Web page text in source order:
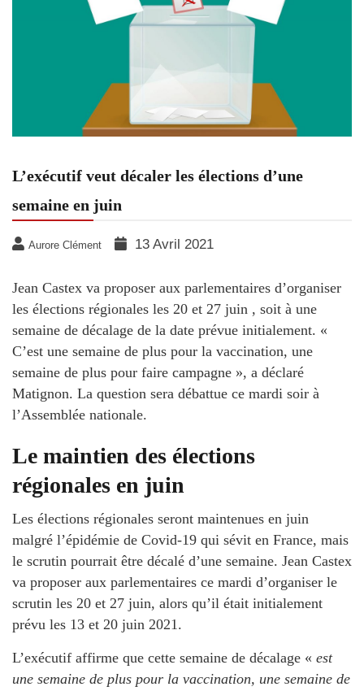
L’exécutif veut décaler les élections d’une
semaine en juin
Aurore Clément 13 Avril 2021
Jean Castex va proposer aux parlementaires d’organiser
les élections régionales les 20 et 27 juin , soit à une
semaine de décalage de la date prévue initialement. «
C’est une semaine de plus pour la vaccination, une
semaine de plus pour faire campagne », a déclaré
Matignon. La question sera débattue ce mardi soir à
l’Assemblée nationale.
Le maintien des élections
régionales en juin
Les élections régionales seront maintenues en juin
malgré l’épidémie de Covid-19 qui sévit en France, mais
le scrutin pourrait être décalé d’une semaine. Jean Castex
va proposer aux parlementaires ce mardi d’organiser le
scrutin les 20 et 27 juin, alors qu’il était initialement
prévu les 13 et 20 juin 2021.
L’exécutif affirme que cette semaine de décalage « est
une semaine de plus pour la vaccination, une semaine de